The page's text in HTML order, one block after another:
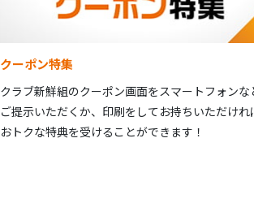
クーポン特集
クラブ新鮮組のクーポン画面をスマートフォンな
ご提示いただくか、印刷をしてお持ちいただけれ
おトクな特典を受けることができます！